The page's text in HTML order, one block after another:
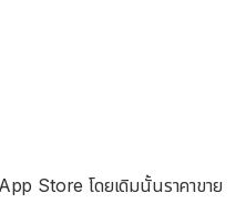
Store โดยเดิมนั้นราคาขาย